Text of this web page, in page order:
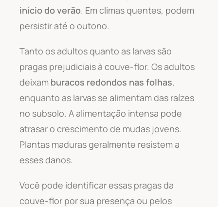
início do verão. Em climas quentes, podem
persistir até o outono.
Tanto os adultos quanto as larvas são
pragas prejudiciais à couve-flor. Os adultos
deixam buracos redondos nas folhas,
enquanto as larvas se alimentam das raízes
no subsolo. A alimentação intensa pode
atrasar o crescimento de mudas jovens.
Plantas maduras geralmente resistem a
esses danos.
Você pode identificar essas pragas da
couve-flor por sua presença ou pelos